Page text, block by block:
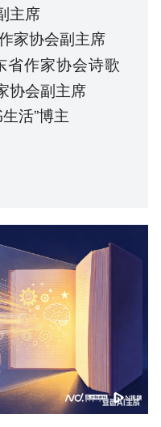
主席
家协会副主席
省作家协会诗歌
协会副主席
活”博主